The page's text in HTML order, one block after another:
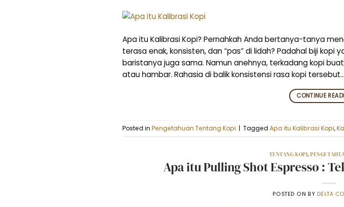
Apa itu Kalibrasi Kopi? Pernahkah Anda bertanya-tanya
terasa enak, konsisten, dan “pas” di lidah? Padahal biji
baristanya juga sama. Namun anehnya, terkadang kopi
atau hambar. Rahasia di balik konsistensi rasa kopi
CONTINUE
Posted in Pengetahuan Tentang Kopi | Tagged Apa itu Kalibrasi Kopi,
TENTANG KOPI,
Apa itu Pulling Shot Espresso :
POSTED ON BY DELTA